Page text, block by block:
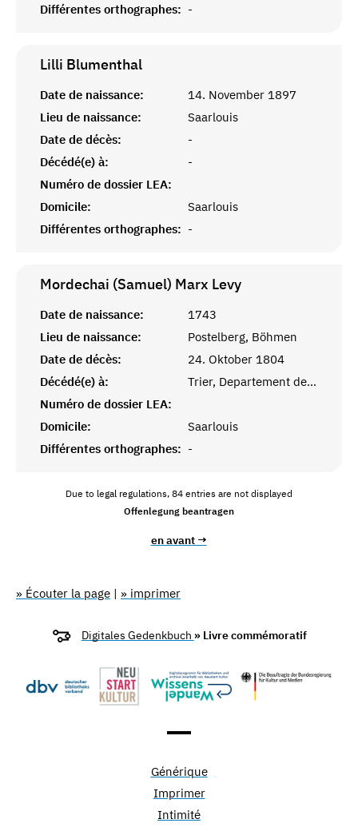
Différentes orthographes: -
Lilli Blumenthal
Date de naissance:
14. November 1897
Lieu de naissance:
Saarlouis
Date de décès:
-
Décédé(e) à:
-
Numéro de dossier LEA:
Domicile:
Saarlouis
Différentes orthographes: -
Mordechai (Samuel) Marx Levy
Date de naissance:
1743
Lieu de naissance:
Postelberg, Böhmen
Date de décès:
24. Oktober 1804
Décédé(e) à:
Trier, Departement de la Sarre, Frankreich
Numéro de dossier LEA:
Domicile:
Saarlouis
Différentes orthographes: -
Due to legal regulations, 84 entries are not displayed
Offenlegung beantragen
en avant →
» Écouter la page | » imprimer
Digitales Gedenkbuch » Livre commémoratif
Générique
Imprimer
Intimité